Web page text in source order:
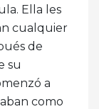
Ella les
cualquier
de
su
a
como